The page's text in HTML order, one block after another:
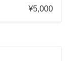
¥5,000